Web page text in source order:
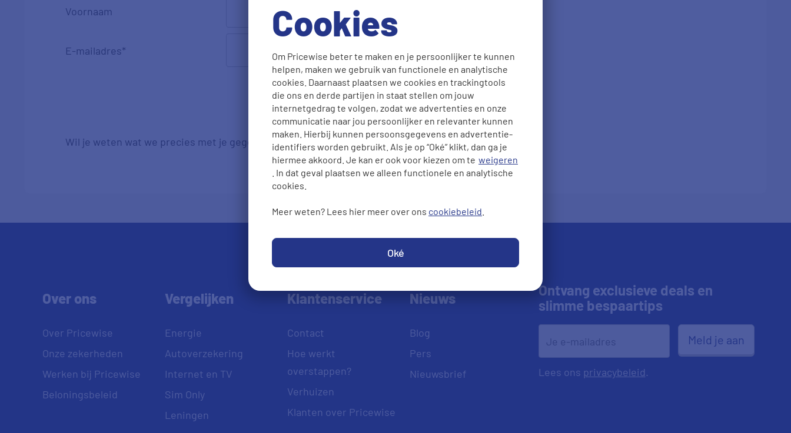
Cookies
Om Pricewise beter te maken en je persoonlijker te kunnen
helpen, maken we gebruik van functionele en analytische
cookies. Daarnaast plaatsen we cookies en trackingtools
die ons en derde partijen in staat stellen om jouw
internetgedrag te volgen, zodat we advertenties en onze
communicatie naar jou persoonlijker en relevanter kunnen
maken. Hierbij kunnen persoonsgegevens en advertentie-
identifiers worden gebruikt. Als je op “Oké” klikt, dan ga je
hiermee akkoord. Je kan er ook voor kiezen om te weigeren
. In dat geval plaatsen we alleen functionele en analytische
cookies.
Meer weten? Lees hier meer over ons cookiebeleid
Oké
Voornaam
E-mailadres*
Aanmelden
Wil je weten wat we precies met je gegevens doen? Lees onsprivacybeleid.
Over ons
Over Pricewise
Onze zekerheden
Werken bij Pricewise
Beloningsbeleid
Vergelijken
Energie
Autoverzekering
Internet en TV
Sim Only
Leningen
Klantenservice
Contact
Hoe werkt
overstappen?
Verhuizen
Klanten over Pricewise
Nieuws
Blog
Pers
Nieuwsbrief
Ontvang exclusieve deals en
slimme bespaartips
Meld je aan
Lees ons privacybeleid.